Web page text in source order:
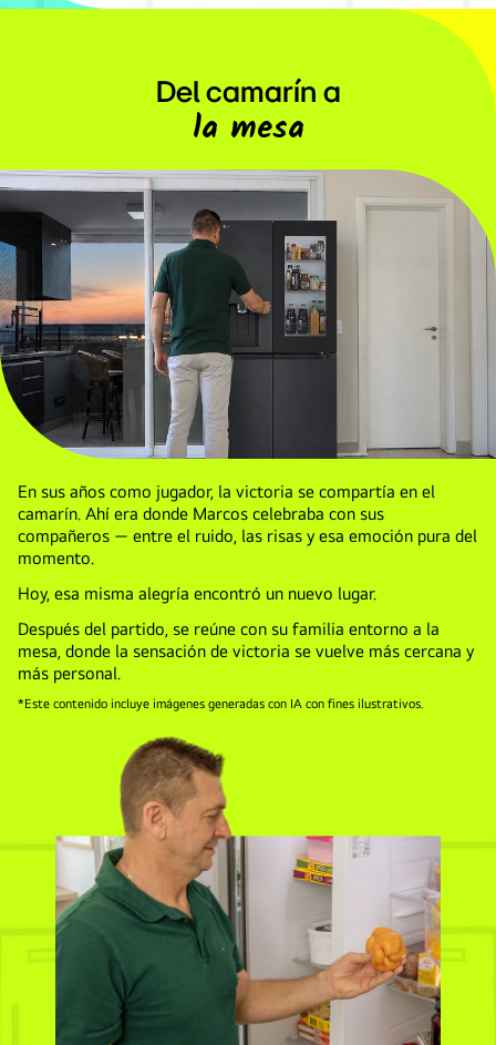
600W
Del camarín a
la mesa
En sus años como jugador, la victoria se compartía en el
camarín. Ahí era donde Marcos celebraba con sus
compañeros — entre el ruido, las risas y esa emoción pura del
momento.
Hoy, esa misma alegría encontró un nuevo lugar.
Después del partido, se reúne con su familia entorno a la
mesa, donde la sensación de victoria se vuelve más cercana y
más personal.
*Este contenido incluye imágenes generadas con IA con fines ilustrativos.